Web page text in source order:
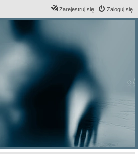
Zaloguj się
Zarejestruj się